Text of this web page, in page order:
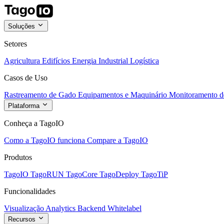
Soluções
Setores
Agricultura Edifícios Energia Industrial Logística
Casos de Uso
Rastreamento de Gado Equipamentos e Maquinário Monitoramento
Plataforma
Conheça a TagoIO
Como a TagoIO funciona Compare a TagoIO
Produtos
TagoIO TagoRUN TagoCore TagoDeploy TagoTiP
Funcionalidades
Visualização Analytics Backend Whitelabel
Recursos